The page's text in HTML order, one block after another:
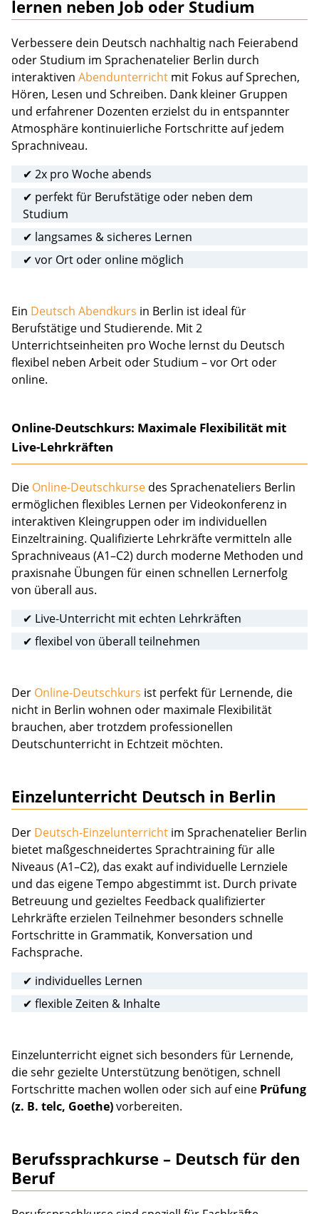
lernen neben Job oder Studium
Verbessere dein Deutsch nachhaltig nach Feierabend
oder Studium im Sprachenatelier Berlin durch
interaktiven Abendunterricht mit Fokus auf Sprechen,
Hören, Lesen und Schreiben. Dank kleiner Gruppen
und erfahrener Dozenten erzielst du in entspannter
Atmosphäre kontinuierliche Fortschritte auf jedem
Sprachniveau.
✔ 2x pro Woche abends
✔ perfekt für Berufstätige oder neben dem
Studium
✔ langsames & sicheres Lernen
✔ vor Ort oder online möglich
Ein Deutsch Abendkurs in Berlin ist ideal für
Berufstätige und Studierende. Mit 2
Unterrichtseinheiten pro Woche lernst du Deutsch
flexibel neben Arbeit oder Studium – vor Ort oder
online.
Online-Deutschkurs: Maximale Flexibilität mit
Live-Lehrkräften
Die Online-Deutschkurse des Sprachenateliers Berlin
ermöglichen flexibles Lernen per Videokonferenz in
interaktiven Kleingruppen oder im individuellen
Einzeltraining. Qualifizierte Lehrkräfte vermitteln alle
Sprachniveaus (A1–C2) durch moderne Methoden und
praxisnahe Übungen für einen schnellen Lernerfolg
von überall aus.
✔ Live-Unterricht mit echten Lehrkräften
✔ flexibel von überall teilnehmen
Der Online-Deutschkurs ist perfekt für Lernende, die
nicht in Berlin wohnen oder maximale Flexibilität
brauchen, aber trotzdem professionellen
Deutschunterricht in Echtzeit möchten.
Einzelunterricht Deutsch in Berlin
Der Deutsch-Einzelunterricht im Sprachenatelier Berlin
bietet maßgeschneidertes Sprachtraining für alle
Niveaus (A1–C2), das exakt auf individuelle Lernziele
und das eigene Tempo abgestimmt ist. Durch private
Betreuung und gezieltes Feedback qualifizierter
Lehrkräfte erzielen Teilnehmer besonders schnelle
Fortschritte in Grammatik, Konversation und
Fachsprache.
✔ individuelles Lernen
✔ flexible Zeiten & Inhalte
Einzelunterricht eignet sich besonders für Lernende,
die sehr gezielte Unterstützung benötigen, schnell
Fortschritte machen wollen oder sich auf eine Prüfung
(z. B. telc, Goethe)vorbereiten.
Berufssprachkurse – Deutsch für den
Beruf